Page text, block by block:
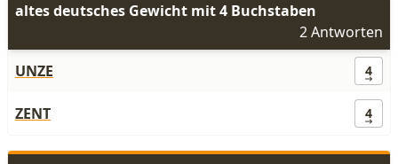
altes deutsches Gewicht mit 4 Buchstaben
2 Antworten
UNZE
4
ZENT 4